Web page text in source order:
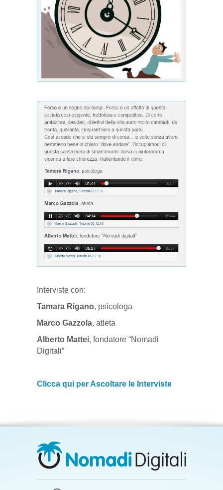
Interviste con:
Tamara Rigano, psicologa
Marco Gazzola, atleta
Alberto Mattei, fondatore “Nomadi
Digitali”
Clicca qui per Ascoltare le Interviste